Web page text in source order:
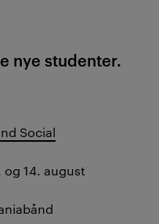
nye studenter.
Social
og 14. august